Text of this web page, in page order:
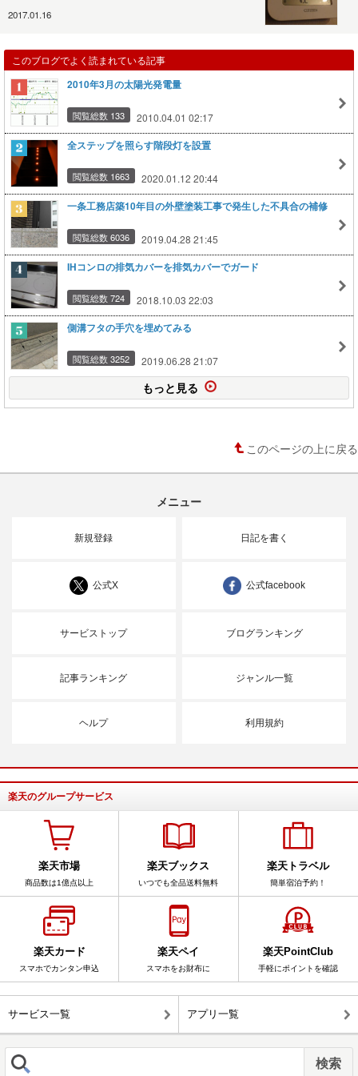
2017.01.16
このブログでよく読まれている記事
2010年3月の太陽光発電量
閲覧総数 133 2010.04.01 02:17
全ステップを照らす階段灯を設置
閲覧総数 1663 2020.01.12 20:44
一条工務店築10年目の外壁塗装工事で発生した不具合の補修
閲覧総数 6036 2019.04.28 21:45
IHコンロの排気カバーを排気カバーでガード
閲覧総数 724 2018.10.03 22:03
側溝フタの手穴を埋めてみる
閲覧総数 3252 2019.06.28 21:07
もっと見る
このページの上に戻る
メニュー
新規登録 日記を書く
公式X 公式facebook
サービストップ ブログランキング
記事ランキング ジャンル一覧
ヘルプ 利用規約
楽天のグループサービス
楽天市場
商品数は1億点以上
楽天ブックス
いつでも全品送料無料
楽天トラベル
簡単宿泊予約！
楽天カード
スマホでカンタン申込
楽天ペイ
スマホをお財布に
楽天PointClub
手軽にポイントを確認
サービス一覧 アプリ一覧